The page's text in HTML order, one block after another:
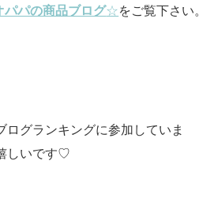
パパの商品ブログ☆をご覧下さい。
ログランキングに参加していま
しいです♡